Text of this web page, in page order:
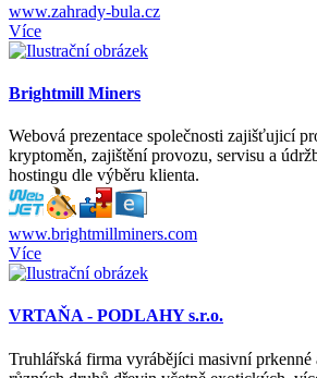
www.zahrady-bula.cz
Více
Brightmill Miners
Webová prezentace společnosti zajišťujicí
kryptoměn, zajištění provozu, servisu a
hostingu dle výběru klienta.
www.brightmillminers.com
Více
VRTAŇA - PODLAHY s.r.o.
Truhlářská firma vyrábějíci masivní prkenné